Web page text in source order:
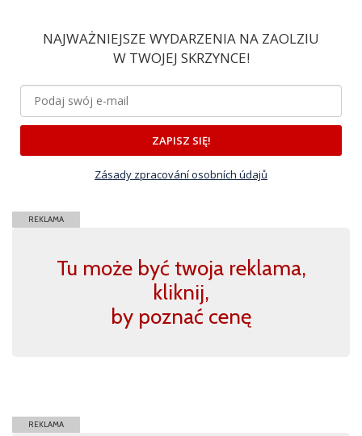
NAJWAŻNIEJSZE WYDARZENIA NA ZAOLZIU
W TWOJEJ SKRZYNCE!
ZAPISZ SIĘ!
Zásady zpracování osobních údajů
REKLAMA
Tu może być twoja reklama,
kliknij,
by poznać cenę
REKLAMA